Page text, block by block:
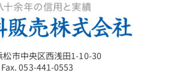
市中央区西浅田1-10-30
053-441-0553